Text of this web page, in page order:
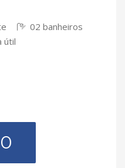
02 banheiros
útil